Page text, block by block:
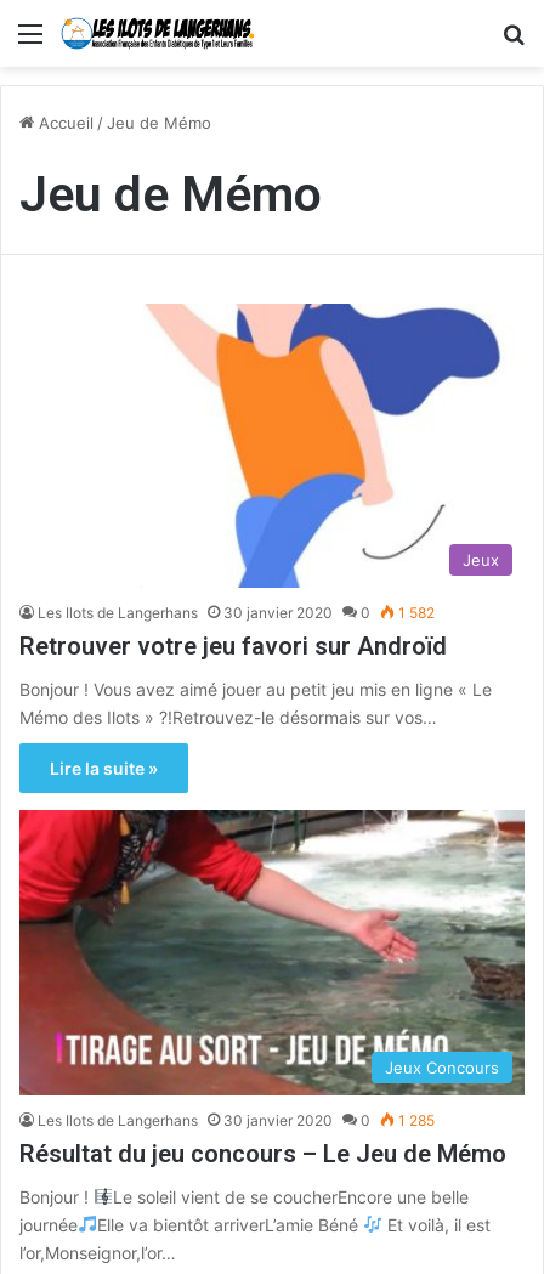
Menu
Accueil /Jeu de Mémo
Jeu de Mémo
Jeux
Les Ilots de Langerhans 30 janvier 2020 0 1 582
Retrouver votre jeu favori sur Androïd
Bonjour ! Vous avez aimé jouer au petit jeu mis en ligne « Le
Mémo des Ilots » ?!Retrouvez-le désormais sur vos…
Lire la suite »
Jeux Concours
Les Ilots de Langerhans 30 janvier 2020 0 1 285
Résultat du jeu concours – Le Jeu de Mémo
Bonjour !
Le soleil vient de se coucherEncore une belle
journée
Elle va bientôt arriverL’amie Béné
Et voilà, il est
l’or,Monseignor,l’or…